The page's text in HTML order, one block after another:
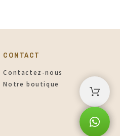
CONTACT
Contactez-nous
Notre boutique